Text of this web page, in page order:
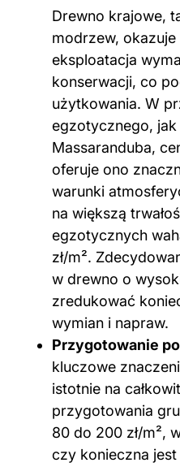
Drewno krajowe,
modrzew, okazuje
eksploatacja
konserwacji, co
użytkowania. W
egzotycznego,
Massaranduba,
oferuje ono
warunki
na większą
egzotycznych
zł/m².
w drewno o
zredukować
wymian i napraw.
Przygotowanie
kluczowe
istotnie na
przygotowania
80 do 200 zł/m²,
czy konieczna